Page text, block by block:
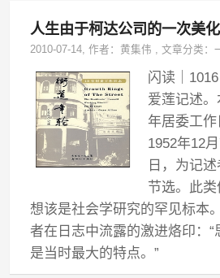
人生由于柯达公司的一次美
2010-07-14, 作者：黄集伟 ,文章分类：
闪读｜
爱莲记述。
年居委工作
1952年12
日，为记
节选。此类
想该是社会学研究的罕见标本
者在日志中流露的激进烙印：“
是当时最大的特点。”